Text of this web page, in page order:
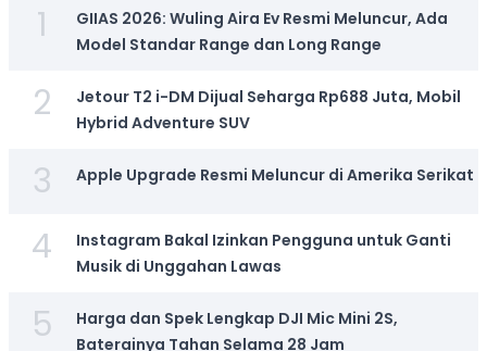
1
GIIAS 2026: Wuling Aira Ev Resmi Meluncur, Ada
Model Standar Range dan Long Range
2
Jetour T2 i-DM Dijual Seharga Rp688 Juta, Mobil
Hybrid Adventure SUV
3 Apple Upgrade Resmi Meluncur di Amerika Serikat
4
Instagram Bakal Izinkan Pengguna untuk Ganti
Musik di Unggahan Lawas
5
Harga dan Spek Lengkap DJI Mic Mini 2S,
Baterainya Tahan Selama 28 Jam